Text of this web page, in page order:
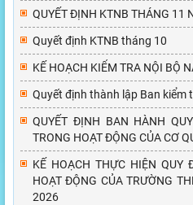
QUYẾT ĐỊNH KTNB THÁNG 11
Quyết định KTNB tháng 10
KẾ HOẠCH KIỂM TRA NỘI BỘ
Quyết định thành lập Ban kiểm
QUYẾT ĐỊNH BAN HÀNH
TRONG HOẠT ĐỘNG CỦA CƠ
KẾ HOẠCH THỰC HIỆN QUY
HOẠT ĐỘNG CỦA TRƯỜNG
2026